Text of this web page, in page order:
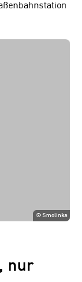
©Smolinka
nur